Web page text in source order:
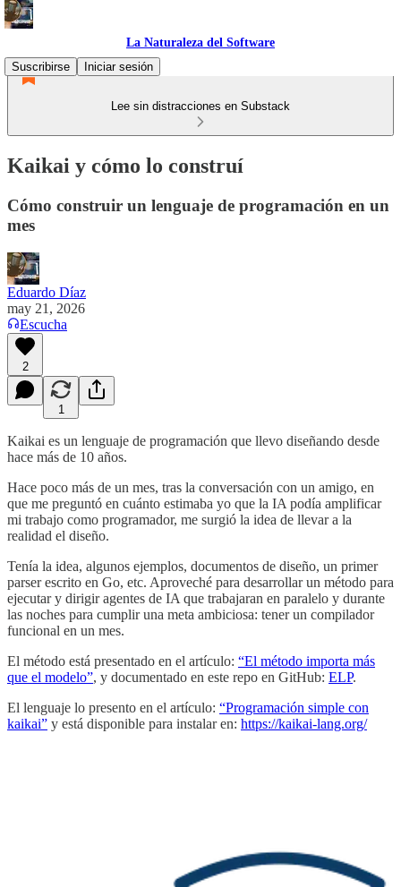
La Naturaleza del Software
Suscribirse
Iniciar sesión
Lee sin distracciones en Substack
Kaikai y cómo lo construí
Cómo construir un lenguaje de programación en un
mes
Eduardo Díaz
may 21, 2026
Escucha
2
1
Kaikai es un lenguaje de programación que llevo diseñando desde
hace más de 10 años.
Hace poco más de un mes, tras la conversación con un amigo, en
que me preguntó en cuánto estimaba yo que la IA podía amplificar
mi trabajo como programador, me surgió la idea de llevar a la
realidad el diseño.
Tenía la idea, algunos ejemplos, documentos de diseño, un primer
parser escrito en Go, etc. Aproveché para desarrollar un método para
ejecutar y dirigir agentes de IA que trabajaran en paralelo y durante
las noches para cumplir una meta ambiciosa: tener un compilador
funcional en un mes.
El método está presentado en el artículo: “El método importa más
que el modelo”, y documentado en este repo en GitHub: ELP.
El lenguaje lo presento en el artículo: “Programación simple con
kaikai” y está disponible para instalar en: https://kaikai-lang.org/